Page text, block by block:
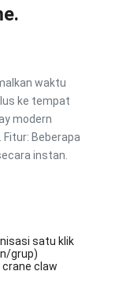
waktu
ke tempat
modern
Beberapa
instan.
satu klik
grup)
claw